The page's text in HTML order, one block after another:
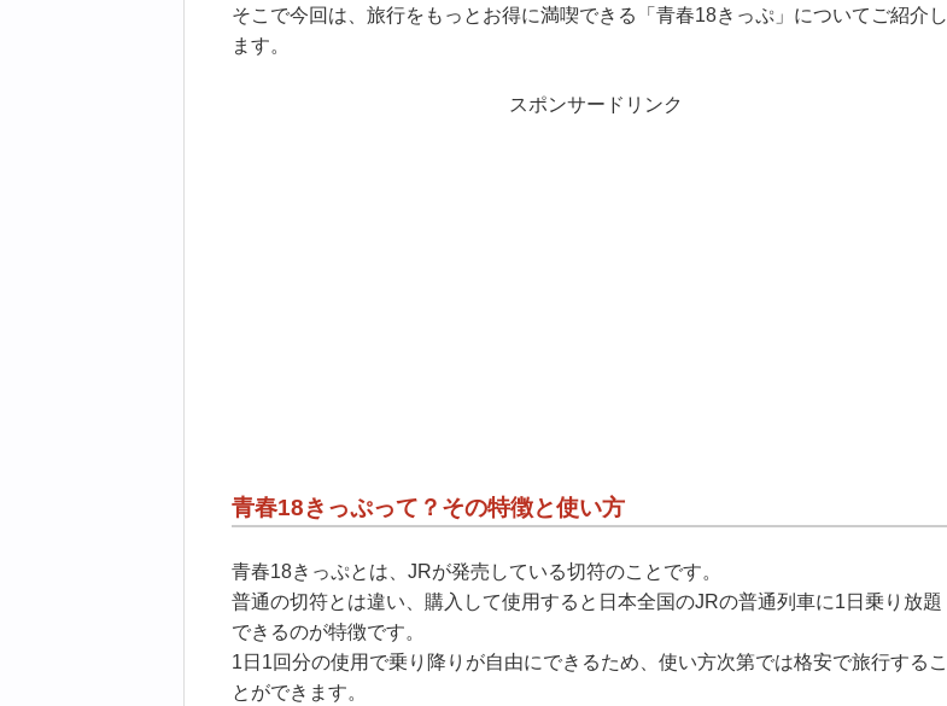
そこで今回は、旅行をもっとお得に満喫できる「青春18きっぷ」についてご紹介し
ます。
スポンサードリンク
青春18きっぷって？その特徴と使い方
青春18きっぷとは、JRが発売している切符のことです。
普通の切符とは違い、購入して使用すると日本全国のJRの普通列車に1日乗り放題
できるのが特徴です。
1日1回分の使用で乗り降りが自由にできるため、使い方次第では格安で旅行するこ
とができます。